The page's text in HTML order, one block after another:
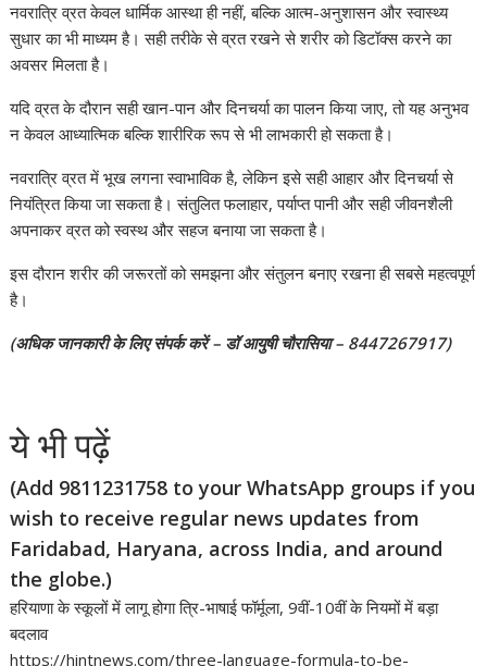
नवरात्रि व्रत केवल धार्मिक आस्था ही नहीं, बल्कि आत्म-अनुशासन और स्वास्थ्य
सुधार का भी माध्यम है। सही तरीके से व्रत रखने से शरीर को डिटॉक्स करने का
अवसर मिलता है।
यदि व्रत के दौरान सही खान-पान और दिनचर्या का पालन किया जाए, तो यह अनुभव
न केवल आध्यात्मिक बल्कि शारीरिक रूप से भी लाभकारी हो सकता है।
नवरात्रि व्रत में भूख लगना स्वाभाविक है, लेकिन इसे सही आहार और दिनचर्या से
नियंत्रित किया जा सकता है। संतुलित फलाहार, पर्याप्त पानी और सही जीवनशैली
अपनाकर व्रत को स्वस्थ और सहज बनाया जा सकता है।
इस दौरान शरीर की जरूरतों को समझना और संतुलन बनाए रखना ही सबसे महत्वपूर्ण
है।
(अधिक जानकारी के लिए संपर्क करें – डॉ आयुषी चौरासिया – 8447267917)
ये भी पढ़ें
(Add 9811231758 to your WhatsApp groups if you
wish to receive regular news updates from
Faridabad, Haryana, across India, and around
the globe.)
हरियाणा के स्कूलों में लागू होगा त्रि-भाषाई फॉर्मूला, 9वीं-10वीं के नियमों में बड़ा
बदलाव
https://hintnews.com/three-language-formula-to-be-